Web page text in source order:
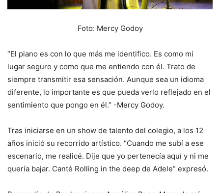
Foto: Mercy Godoy
“El piano es con lo que más me identifico. Es como mi
lugar seguro y como que me entiendo con él. Trato de
siempre transmitir esa sensación. Aunque sea un idioma
diferente, lo importante es que pueda verlo reflejado en el
sentimiento que pongo en él.” -Mercy Godoy.
Tras iniciarse en un show de talento del colegio, a los 12
años inició su recorrido artístico. “Cuando me subí a ese
escenario, me realicé. Dije que yo pertenecía aquí y ni me
quería bajar. Canté Rolling in the deep de Adele” expresó.